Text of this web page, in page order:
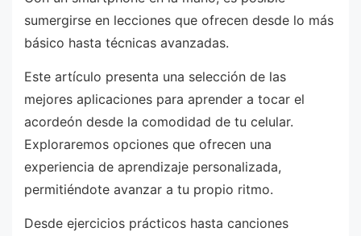
sumergirse en lecciones que ofrecen desde lo más
básico hasta técnicas avanzadas.
Este artículo presenta una selección de las
mejores aplicaciones para aprender a tocar el
acordeón desde la comodidad de tu celular.
Exploraremos opciones que ofrecen una
experiencia de aprendizaje personalizada,
permitiéndote avanzar a tu propio ritmo.
Desde ejercicios prácticos hasta canciones